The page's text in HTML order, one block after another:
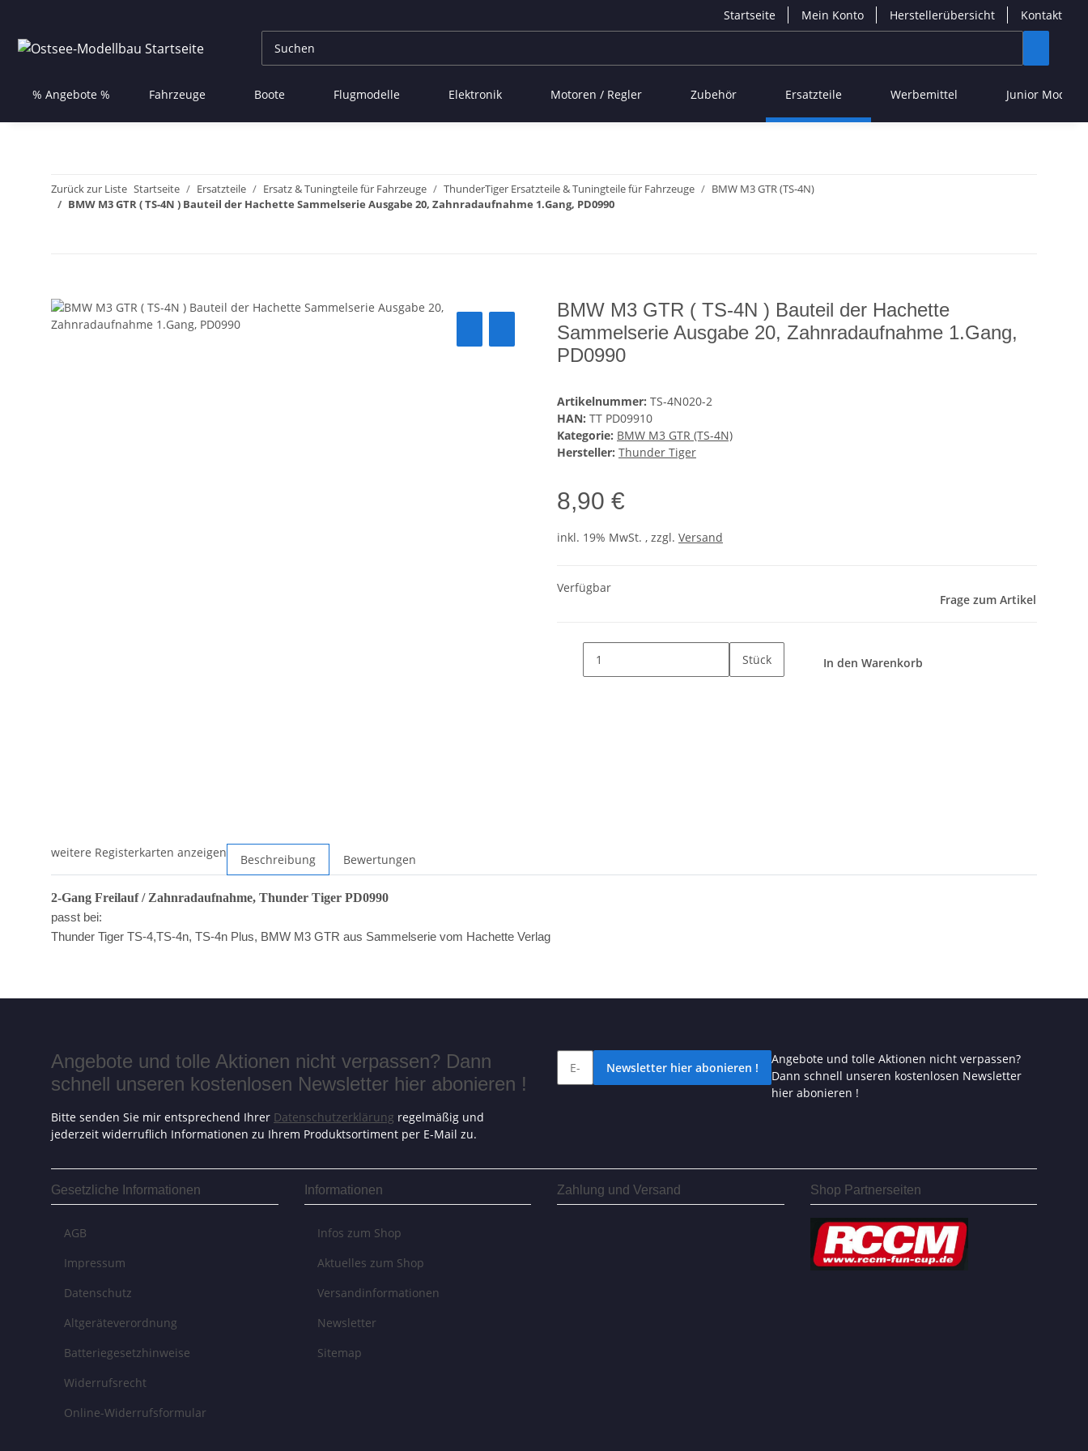
Startseite Mein Konto Herstellerübersicht Kontakt
% Angebote % Fahrzeuge Boote Flugmodelle Elektronik Motoren / Regler Zubehör Ersatzteile Werbemittel Junior
Zurück zur Liste Startseite Ersatzteile Ersatz & Tuningteile für Fahrzeuge ThunderTiger Ersatzteile & Tuningteile für Fahrzeuge
BMW M3 GTR (TS-4N)
BMW M3 GTR ( TS-4N ) Bauteil der Hachette Sammelserie Ausgabe 20, Zahnradaufnahme 1.Gang, PD0990
BMW M3 GTR ( TS-4N ) Bauteil der Hachette
Sammelserie Ausgabe 20, Zahnradaufnahme 1.Gang,
PD0990
Artikelnummer: TS-4N020-2
HAN: TT PD09910
Kategorie: BMW M3 GTR (TS-4N)
Hersteller: Thunder Tiger
8,90 €
inkl. 19% MwSt. , zzgl. Versand
Verfügbar
Frage zum Artikel
Stück In den Warenkorb
weitere Registerkarten anzeigen Beschreibung Bewertungen
2-Gang Freilauf / Zahnradaufnahme, Thunder Tiger PD0990
passt bei:
Thunder Tiger TS-4,TS-4n, TS-4n Plus, BMW M3 GTR aus Sammelserie vom Hachette Verlag
Angebote und tolle Aktionen nicht verpassen? Dann
schnell unseren kostenlosen Newsletter hier abonieren !
Bitte senden Sie mir entsprechend Ihrer Datenschutzerklärung regelmäßig und
jederzeit widerruflich Informationen zu Ihrem Produktsortiment per E-Mail zu.
Newsletter hier abonieren !
Angebote und tolle Aktionen nicht verpassen?
Dann schnell unseren kostenlosen Newsletter
hier abonieren !
Gesetzliche Informationen
AGB
Impressum
Datenschutz
Altgeräteverordnung
Batteriegesetzhinweise
Widerrufsrecht
Online-Widerrufsformular
Informationen
Infos zum Shop
Aktuelles zum Shop
Versandinformationen
Newsletter
Sitemap
Zahlung und Versand Shop Partnerseiten